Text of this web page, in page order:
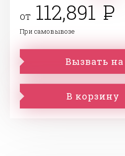
от 112,891
При самовывозе
Вызвать
В корзину